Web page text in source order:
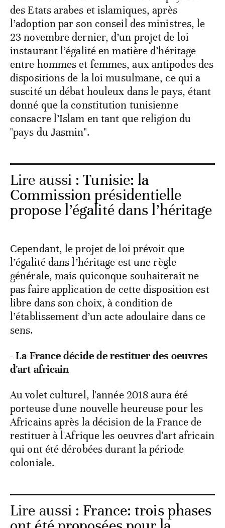
des Etats arabes et islamiques, après
l’adoption par son conseil des ministres, le
23 novembre dernier, d’un projet de loi
instaurant l’égalité en matière d’héritage
entre hommes et femmes, aux antipodes des
dispositions de la loi musulmane, ce qui a
suscité un débat houleux dans le pays, étant
donné que la constitution tunisienne
consacre l’Islam en tant que religion du
"pays du Jasmin".
Lire aussi :Tunisie: la
Commission présidentielle
propose l’égalité dans l’héritage
Cependant, le projet de loi prévoit que
l’égalité dans l’héritage est une règle
générale, mais quiconque souhaiterait ne
pas faire application de cette disposition est
libre dans son choix, à condition de
l’établissement d’un acte adoulaire dans ce
sens.
- La France décide de restituer des oeuvres
d'art africain
Au volet culturel, l'année 2018 aura été
porteuse d'une nouvelle heureuse pour les
Africains après la décision de la France de
restituer à l'Afrique les oeuvres d'art africain
qui ont été dérobées durant la période
coloniale.
Lire aussi : France: trois phases